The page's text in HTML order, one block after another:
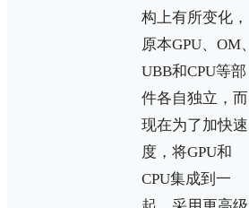
构上有所变化，
原本GPU、OM、
UBB和CPU等部
件各自独立，而
现在为了加快速
度，将GPU和
CPU集成到一